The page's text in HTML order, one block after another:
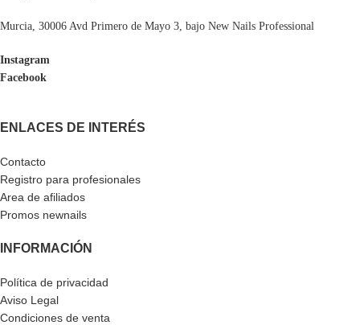
Murcia, 30006 Avd Primero de Mayo 3, bajo New Nails Professional
Instagram
Facebook
ENLACES DE INTERÉS
Contacto
Registro para profesionales
Area de afiliados
Promos newnails
INFORMACIÓN
Política de privacidad
Aviso Legal
Condiciones de venta